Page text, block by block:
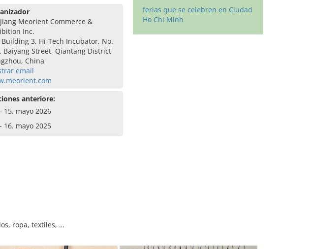
Meorient Commerce &
Inc.
Building 3, Hi-Tech Incubator, No.
Baiyang Street, Qiantang District
China
email
anteriore:
15. mayo 2026
16. mayo 2025
ferias que se celebren en Ciudad
Ho Chi Minh
ropa, textiles, …